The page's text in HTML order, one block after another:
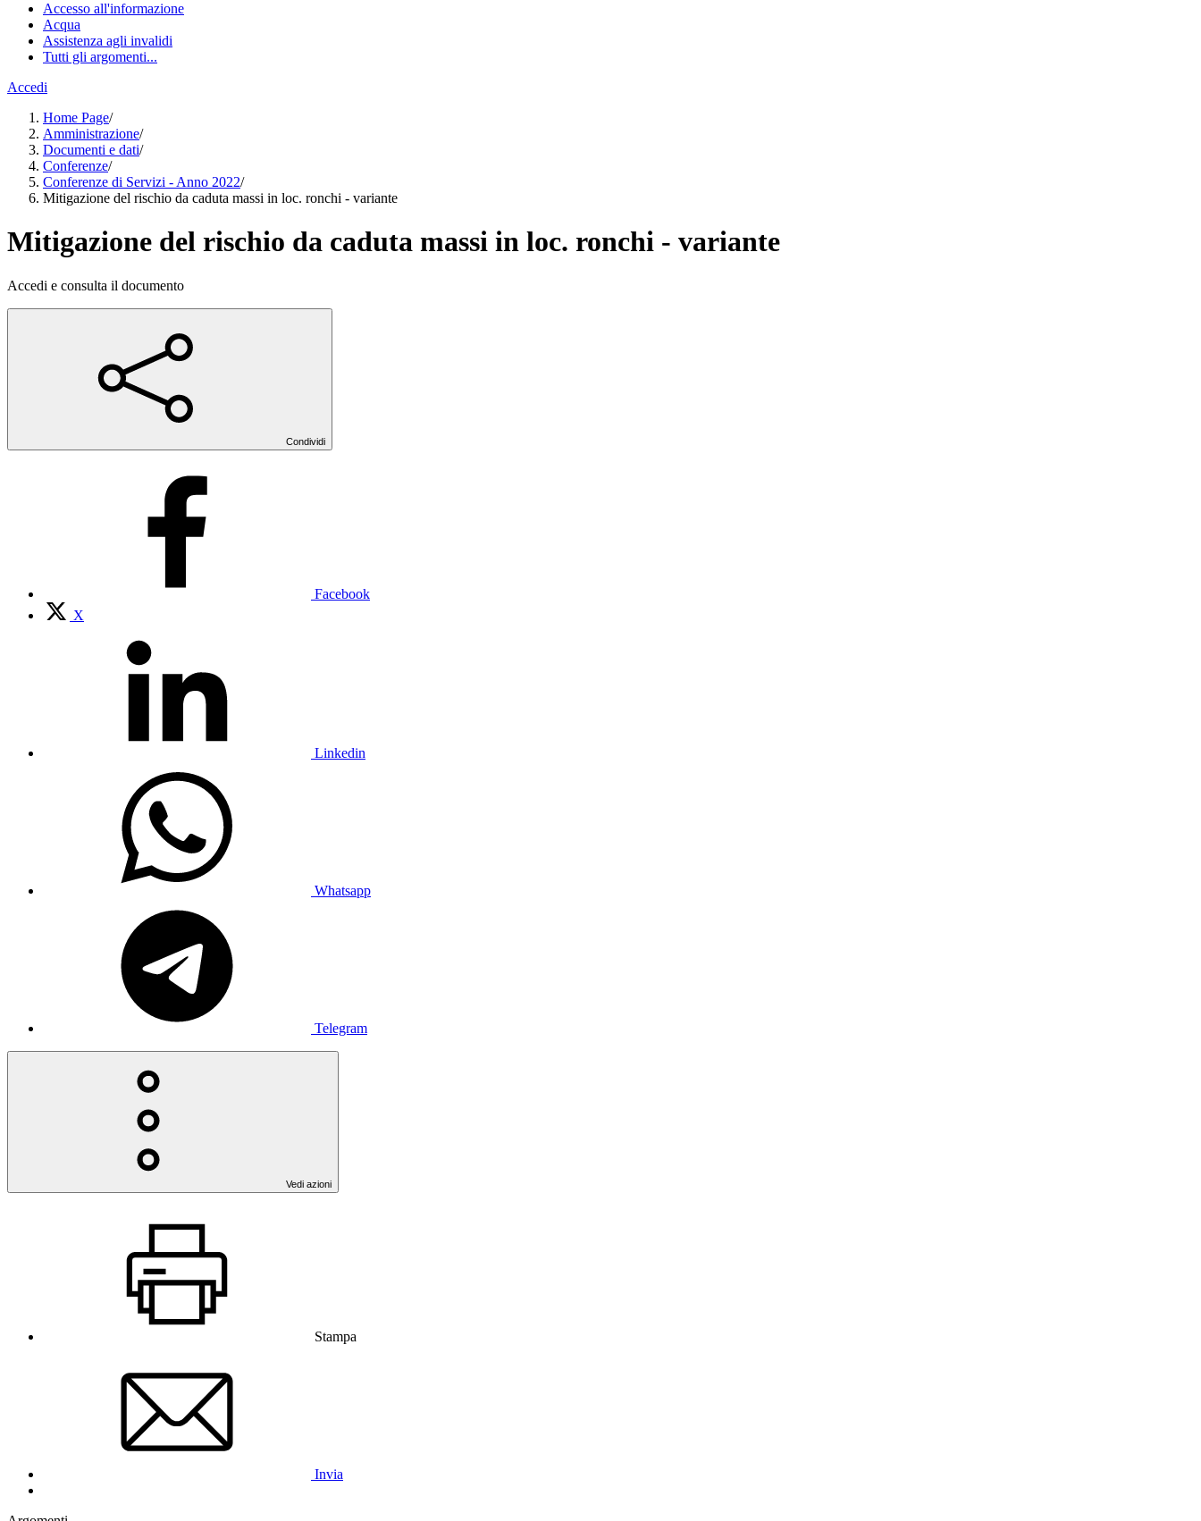
Accesso all'informazione
Acqua
Assistenza agli invalidi
Tutti gli argomenti...
Accedi
Home Page/
Amministrazione/
Documenti e dati/
Conferenze/
Conferenze di Servizi - Anno 2022/
Mitigazione del rischio da caduta massi in loc. ronchi - variante
Mitigazione del rischio da caduta massi in loc. ronchi - variante
Accedi e consulta il documento
Condividi
Facebook
X
Linkedin
Whatsapp
Telegram
Vedi azioni
Stampa
Invia